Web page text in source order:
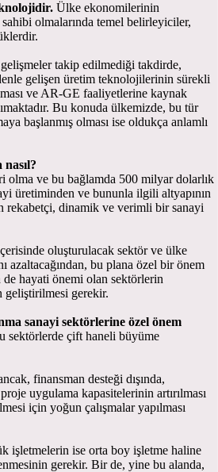
Ülke ekonomilerinin
olmalarında temel belirleyiciler,
takip edilmediği takdirde,
gelişen üretim teknolojilerinin sürekli
ve AR-GE faaliyetlerine kaynak
Bu konuda ülkemizde, bu tür
başlanmış olması ise oldukça anlamlı
olma ve bu bağlamda 500 milyar dolarlık
üretiminden ve bununla ilgili altyapının
rekabetçi, dinamik ve verimli bir sanayi
oluşturulacak sektör ve ülke
azaltacağından, bu plana özel bir önem
hayati önemi olan sektörlerin
geliştirilmesi gerekir.
sanayi sektörlerine özel önem
sektörlerde çift haneli büyüme
finansman desteği dışında,
uygulama kapasitelerinin artırılması
için yoğun çalışmalar yapılması
işletmelerin ise orta boy işletme haline
gerekir. Bir de, yine bu alanda,